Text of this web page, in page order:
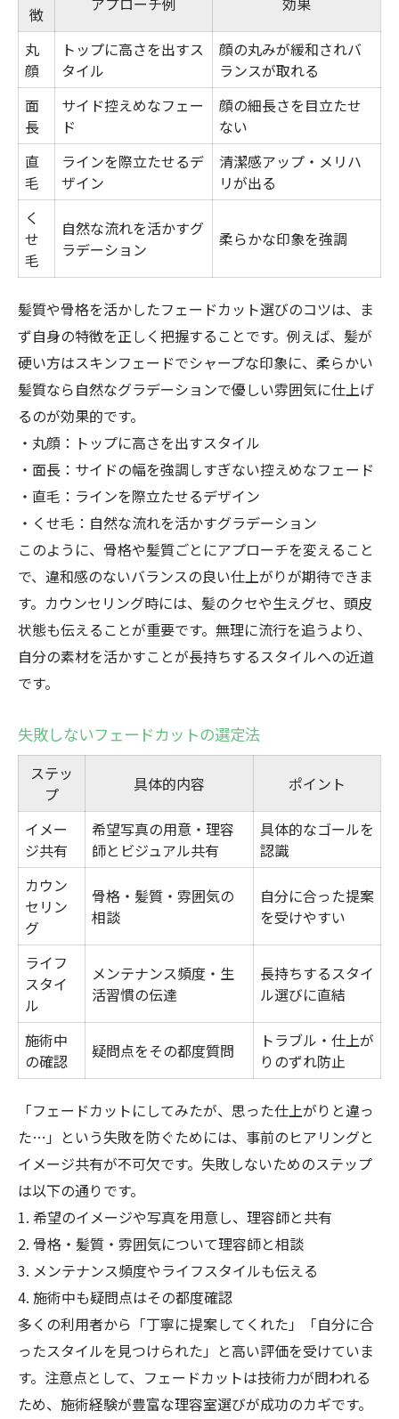
徴
丸
顔
トップに高さを出すス
タイル
顔の丸みが緩和されバ
ランスが取れる
面
長
サイド控えめなフェー
ド
顔の細長さを目立たせ
ない
直
毛
ラインを際立たせるデ
ザイン
清潔感アップ・メリハ
リが出る
く
せ
毛
自然な流れを活かすグ
ラデーション
柔らかな印象を強調
髪質や骨格を活かしたフェードカット選びのコツは、ま
ず自身の特徴を正しく把握することです。例えば、髪が
硬い方はスキンフェードでシャープな印象に、柔らかい
髪質なら自然なグラデーションで優しい雰囲気に仕上げ
るのが効果的です。
・丸顔：トップに高さを出すスタイル
・面長：サイドの幅を強調しすぎない控えめなフェード
・直毛：ラインを際立たせるデザイン
・くせ毛：自然な流れを活かすグラデーション
このように、骨格や髪質ごとにアプローチを変えること
で、違和感のないバランスの良い仕上がりが期待できま
す。カウンセリング時には、髪のクセや生えグセ、頭皮
状態も伝えることが重要です。無理に流行を追うより、
自分の素材を活かすことが長持ちするスタイルへの近道
です。
失敗しないフェードカットの選定法
ステッ
プ
具体的内容 ポイント
イメー
ジ共有
希望写真の用意・理容
師とビジュアル共有
具体的なゴールを
認識
カウン
セリン
グ
骨格・髪質・雰囲気の
相談
自分に合った提案
を受けやすい
ライフ
スタイ
ル
メンテナンス頻度・生
活習慣の伝達
長持ちするスタイ
ル選びに直結
施術中
の確認
疑問点をその都度質問
トラブル・仕上が
りのずれ防止
「フェードカットにしてみたが、思った仕上がりと違っ
た…」という失敗を防ぐためには、事前のヒアリングと
イメージ共有が不可欠です。失敗しないためのステップ
は以下の通りです。
1. 希望のイメージや写真を用意し、理容師と共有
2. 骨格・髪質・雰囲気について理容師と相談
3. メンテナンス頻度やライフスタイルも伝える
4. 施術中も疑問点はその都度確認
多くの利用者から「丁寧に提案してくれた」「自分に合
ったスタイルを見つけられた」と高い評価を受けていま
す。注意点として、フェードカットは技術力が問われる
ため、施術経験が豊富な理容室選びが成功のカギです。